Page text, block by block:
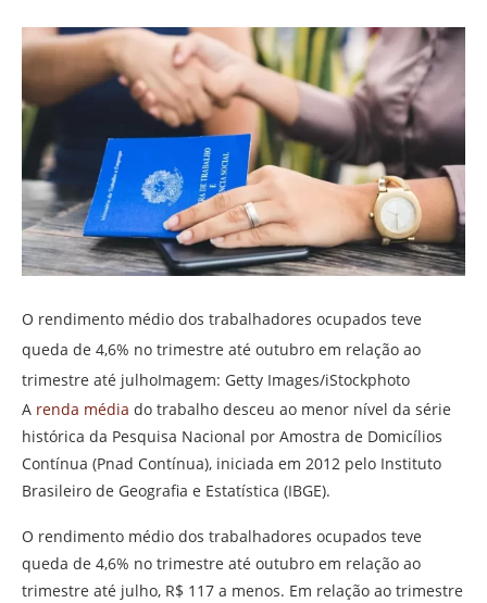
O rendimento médio dos trabalhadores ocupados teve
queda de 4,6% no trimestre até outubro em relação ao
trimestre até julhoImagem: Getty Images/iStockphoto
A renda média do trabalho desceu ao menor nível da série
histórica da Pesquisa Nacional por Amostra de Domicílios
Contínua (Pnad Contínua), iniciada em 2012 pelo Instituto
Brasileiro de Geografia e Estatística (IBGE).
O rendimento médio dos trabalhadores ocupados teve
queda de 4,6% no trimestre até outubro em relação ao
trimestre até julho, R$ 117 a menos. Em relação ao trimestre